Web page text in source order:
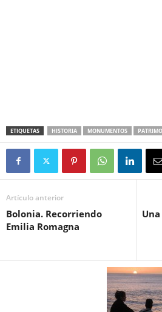
ETIQUETAS HISTORIA MONUMENTOS
Artículo anterior
Bolonia. Recorriendo
Emilia Romagna